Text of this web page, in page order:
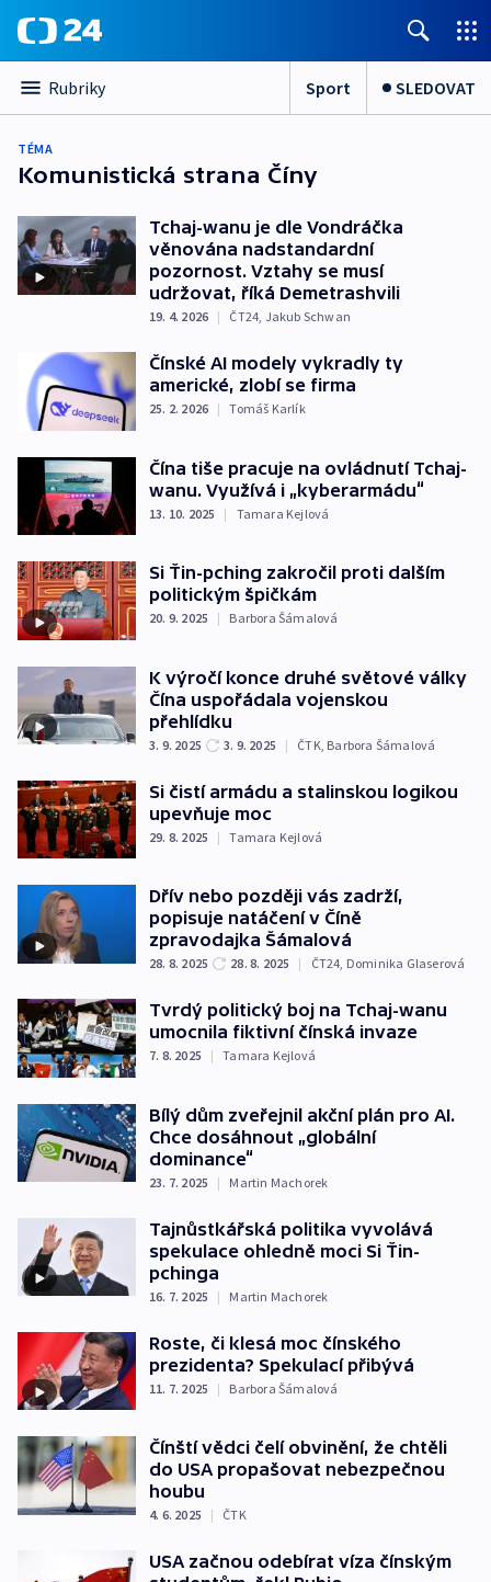
Rubriky Sport SLEDOVAT
TÉMA
Komunistická strana Číny
Tchaj-wanu je dle Vondráčka
věnována nadstandardní
pozornost. Vztahy se musí
udržovat, říká Demetrashvili
19. 4. 2026 | ČT24, Jakub Schwan
Čínské AI modely vykradly ty
americké, zlobí se firma
25. 2. 2026 | Tomáš Karlík
Čína tiše pracuje na ovládnutí Tchaj-
wanu. Využívá i „kyberarmádu“
13. 10. 2025 | Tamara Kejlová
Si Ťin-pching zakročil proti dalším
politickým špičkám
20. 9. 2025 | Barbora Šámalová
K výročí konce druhé světové války
Čína uspořádala vojenskou
přehlídku
3. 9. 2025 3. 9. 2025 | ČTK Barbora Šámalová
Si čistí armádu a stalinskou logikou
upevňuje moc
29. 8. 2025 | Tamara Kejlová
Dřív nebo později vás zadrží,
popisuje natáčení v Číně
zpravodajka Šámalová
28. 8. 2025 28. 8. 2025 | ČT24, Dominika Glaserová
Tvrdý politický boj na Tchaj-wanu
umocnila fiktivní čínská invaze
7. 8. 2025 | Tamara Kejlová
Bílý dům zveřejnil akční plán pro AI.
Chce dosáhnout „globální
dominance“
23. 7. 2025 | Martin Machorek
Tajnůstkářská politika vyvolává
spekulace ohledně moci Si Ťin-
pchinga
16. 7. 2025 | Martin Machorek
Roste, či klesá moc čínského
prezidenta? Spekulací přibývá
11. 7. 2025 | Barbora Šámalová
Čínští vědci čelí obvinění, že chtěli
do USA propašovat nebezpečnou
houbu
4. 6. 2025 | ČTK
USA začnou odebírat víza čínským